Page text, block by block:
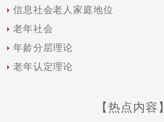
信息社会老人家庭地位
老年社会
年龄分层理论
老年认定理论
【热点内容】